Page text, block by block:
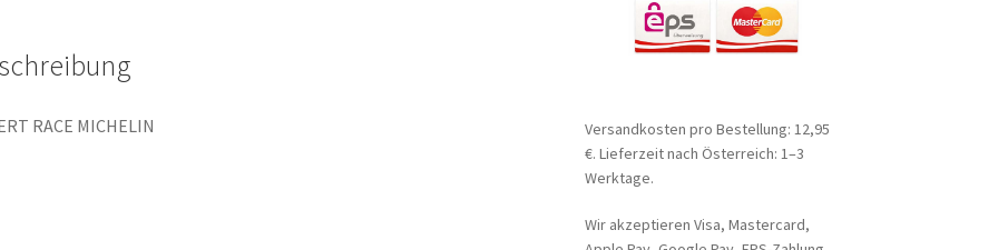
RACE MICHELIN
Versandkosten pro Bestellung: 12,95
€. Lieferzeit nach Österreich: 1–3
Werktage.
Wir akzeptieren Visa, Mastercard,